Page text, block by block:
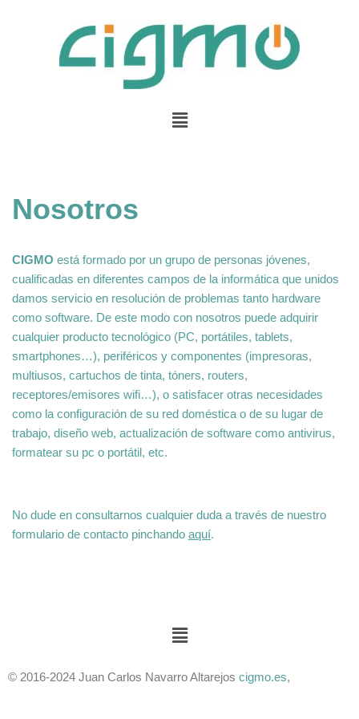
Nosotros
CIGMO está formado por un grupo de personas jóvenes,
cualificadas en diferentes campos de la informática que unidos
damos servicio en resolución de problemas tanto hardware
como software. De este modo con nosotros puede adquirir
cualquier producto tecnológico (PC, portátiles, tablets,
smartphones…), periféricos y componentes (impresoras,
multiusos, cartuchos de tinta, tóners, routers,
receptores/emisores wifi…), o satisfacer otras necesidades
como la configuración de su red doméstica o de su lugar de
trabajo, diseño web, actualización de software como antivirus,
formatear su pc o portátil, etc.
No dude en consultarnos cualquier duda a través de nuestro
formulario de contacto pinchando aquí.
© 2016-2024 Juan Carlos Navarro Altarejos cigmo.es,